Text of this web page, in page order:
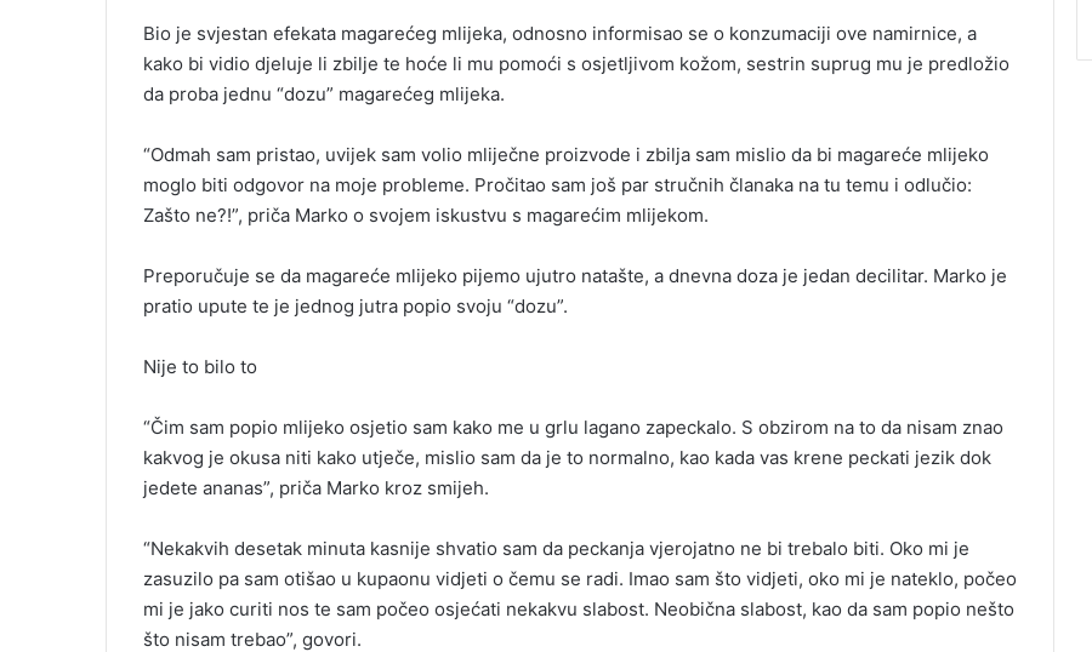
Bio je svjestan efekata magarećeg mlijeka, odnosno informisao se o konzumaciji ove namirnice, a
kako bi vidio djeluje li zbilje te hoće li mu pomoći s osjetljivom kožom, sestrin suprug mu je predložio
da proba jednu “dozu” magarećeg mlijeka.
“Odmah sam pristao, uvijek sam volio mliječne proizvode i zbilja sam mislio da bi magareće mlijeko
moglo biti odgovor na moje probleme. Pročitao sam još par stručnih članaka na tu temu i odlučio:
Zašto ne?!”, priča Marko o svojem iskustvu s magarećim mlijekom.
Preporučuje se da magareće mlijeko pijemo ujutro natašte, a dnevna doza je jedan decilitar. Marko je
pratio upute te je jednog jutra popio svoju “dozu”.
Nije to bilo to
“Čim sam popio mlijeko osjetio sam kako me u grlu lagano zapeckalo. S obzirom na to da nisam znao
kakvog je okusa niti kako utječe, mislio sam da je to normalno, kao kada vas krene peckati jezik dok
jedete ananas”, priča Marko kroz smijeh.
“Nekakvih desetak minuta kasnije shvatio sam da peckanja vjerojatno ne bi trebalo biti. Oko mi je
zasuzilo pa sam otišao u kupaonu vidjeti o čemu se radi. Imao sam što vidjeti, oko mi je nateklo, počeo
mi je jako curiti nos te sam počeo osjećati nekakvu slabost. Neobična slabost, kao da sam popio nešto
što nisam trebao”, govori.